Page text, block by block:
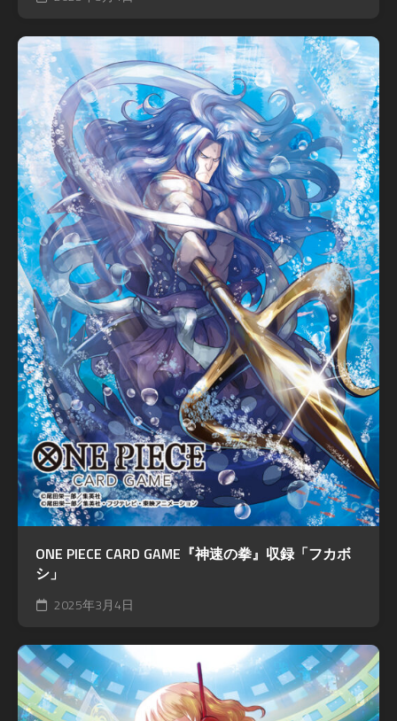
ONE PIECE CARD GAME『神速の拳』収録「フカボ
シ」
2025年3月4日